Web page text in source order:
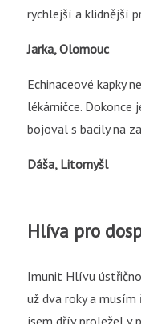
rychlejší a klidnější
Jarka, Olomouc
Echinaceové kapky
lékárničce. Dokonce
bojoval s bacily na
Dáša, Litomyšl
Hlíva pro
Imunit Hlívu
už dva roky a
jsem dřív proležel v